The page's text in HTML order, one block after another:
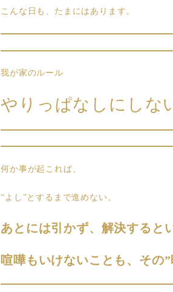
こんな日も、たまにはあります。
我が家のルール
やりっぱなしにしな
何か事が起これば、
“よし”とするまで進めない。
あとには引かず、解決すると
喧嘩もいけないことも、その”